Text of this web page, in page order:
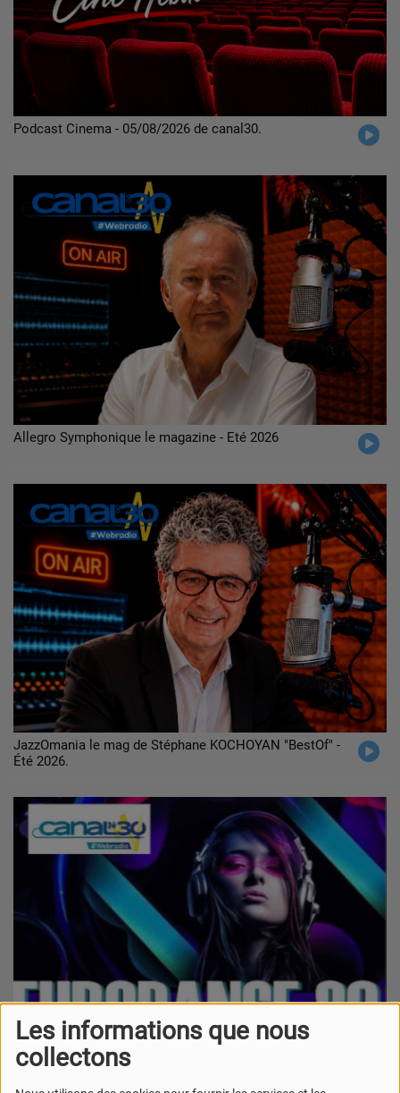
Les informations que nous
collectons
Podcast Cinema - 05/08/2026 de canal30.
Allegro Symphonique le magazine - Eté 2026
JazzOmania le mag de Stéphane KOCHOYAN "BestOf" -
Été 2026.
Eurodance 80 sur canal30 - Eté 2026